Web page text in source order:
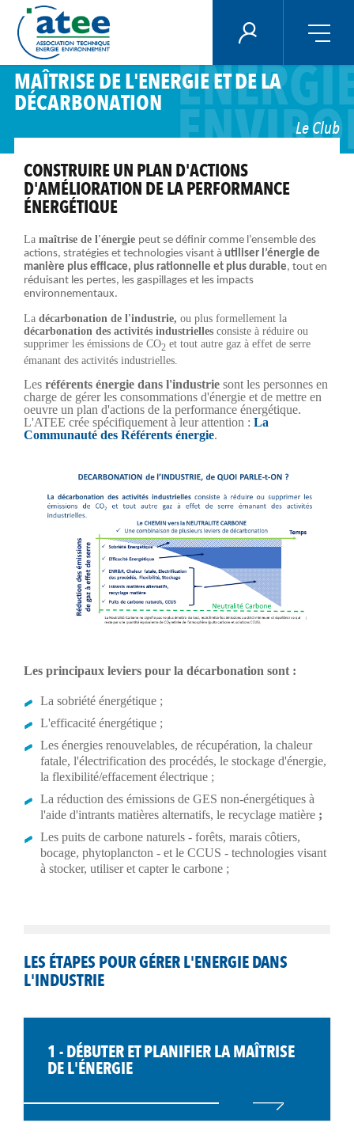
Aller
contenu
principal
ÉNERGIE PLUS
MAÎTRISE DE L'ENERGIE ET DE LA
DÉCARBONATION
Le Club
CONSTRUIRE UN PLAN D'ACTIONS
D'AMÉLIORATION DE LA PERFORMANCE
ÉNERGÉTIQUE
Lamaîtrise de l'énergie peut se définir comme l’ensemble des
actions, stratégies et technologies visant à utiliser l’énergie de
manière plus efficace, plus rationnelle et plus durable, tout en
réduisant les pertes, les gaspillages et les impacts
environnementaux.
Ladécarbonation de l'industrie, ou plus formellement la
décarbonation des activités industrielles consiste à réduire ou
supprimer les émissions de CO2et tout autre gaz à effet de serre
émanant des activités industrielles.
Les référents énergie dans l'industriesont les personnes en
charge de gérer les consommations d'énergie et de mettre en
oeuvre un plan d'actions de la performance énergétique.
L'ATEE crée spécifiquement à leur attention : La
Communauté des Référents énergie.
Les principaux leviers pour la décarbonation sont :
La sobriété énergétique ;
L'efficacité énergétique ;
Les énergies renouvelables, de récupération, la chaleur
fatale, l'électrification des procédés, le stockage d'énergie,
la flexibilité/effacement électrique ;
La réduction des émissions de GES non-énergétiques à
l'aide d'intrants matières alternatifs, le recyclage matière;
Les puits de carbone naturels - forêts, marais côtiers,
bocage, phytoplancton - et le CCUS - technologies visant
à stocker, utiliser et capter le carbone ;
LES ÉTAPES POUR GÉRER L'ENERGIE DANS
L'INDUSTRIE
1 - DÉBUTER ET PLANIFIER LA MAÎTRISE
DE L'ÉNERGIE
Panneau de gestion des cookies